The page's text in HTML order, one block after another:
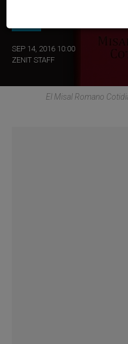
Paraguay: traducen el Misal
SEP 14, 2016 10:00
ZENIT STAFF
El Misal Romano